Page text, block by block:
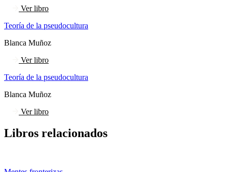
Ver libro
Teoría de la pseudocultura
Blanca Muñoz
Ver libro
Teoría de la pseudocultura
Blanca Muñoz
Ver libro
Libros relacionados